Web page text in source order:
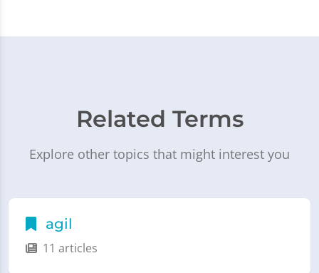
Related Terms
Explore other topics that might interest you
agil
11 articles